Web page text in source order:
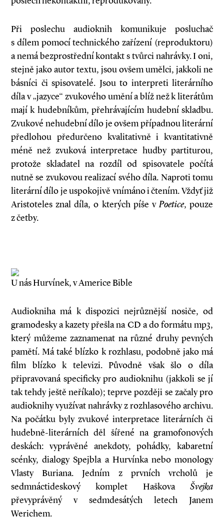
Při poslechu audioknih komunikuje posluchač
s dílem pomocí technického zařízení (reproduktoru)
a nemá bezprostřední kontakt s tvůrci nahrávky. I oni,
stejně jako autor textu, jsou ovšem umělci, jakkoli ne
básníci či spisovatelé. Jsou to interpreti literárního
díla v „jazyce“ zvukového umění a blíž než k literátům
mají k hudebníkům, přehrávajícím hudební skladbu.
Zvukové nehudební dílo je ovšem případnou literární
předlohou předurčeno kvalitativně i kvantitativně
méně než zvuková interpretace hudby partiturou,
protože skladatel na rozdíl od spisovatele počítá
nutně se zvukovou realizací svého díla. Naproti tomu
literární dílo je uspokojivě vnímáno i čtením. Vždyť již
Aristoteles znal díla, o kterých píše vPoetice, pouze
z četby.
U nás Hurvínek, v Americe Bible
Audiokniha má k dispozici nejrůznější nosiče, od
gramodesky a kazety přešla na CD a do formátu mp3,
který můžeme zaznamenat na různé druhy pevných
pamětí. Má také blízko k rozhlasu, podobně jako má
film blízko k televizi. Původně však šlo o díla
připravovaná specificky pro audioknihu (jakkoli se jí
tak tehdy ještě neříkalo); teprve později se začaly pro
audioknihy využívat nahrávky z rozhlasového archivu.
Na počátku byly zvukové interpretace literárních či
hudebně-literárních děl šířené na gramofonových
deskách: vyprávěné anekdoty, pohádky, kabaretní
scénky, dialogy Spejbla a Hurvínka nebo monology
Vlasty Buriana. Jedním z prvních vrcholů je
sedmnáctideskový komplet Haškova Švejka
převyprávěný v sedmdesátých letech Janem
Werichem.